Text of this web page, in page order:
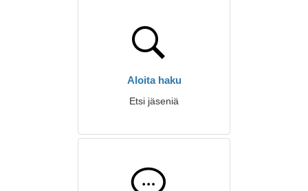
Aloita haku
Etsi jäseniä